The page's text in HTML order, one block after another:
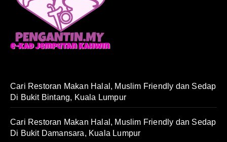
Cari Restoran Makan Halal, Muslim Friendly dan Sedap
Di Bukit Bintang, Kuala Lumpur
Cari Restoran Makan Halal, Muslim Friendly dan Sedap
Di Bukit Damansara, Kuala Lumpur